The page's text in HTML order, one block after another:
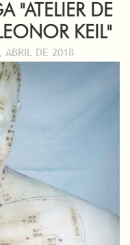
"ATELIER DE
KEIL"
ABRIL DE 2018